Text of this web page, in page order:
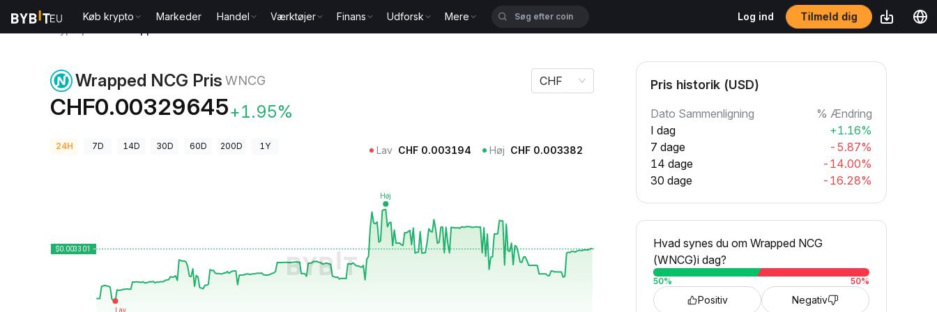
Køb krypto Markeder Handel Værktøjer Finans Udforsk Mere Log ind Tilmeld dig
Wrapped NCG Pris WNCG
CHF0.00329645+1.95%
CHF
24H 7D 14D 30D 60D 200D 1Y Lav CHF 0.003194 Høj CHF 0.003382
Pris historik (USD)
Dato Sammenligning
% Ændring
I dag
+1.16%
7 dage
-5.87%
14 dage
-14.00%
30 dage
-16.28%
Hvad synes du om Wrapped NCG
(WNCG)i dag?
50% 50%
Positiv Negativ